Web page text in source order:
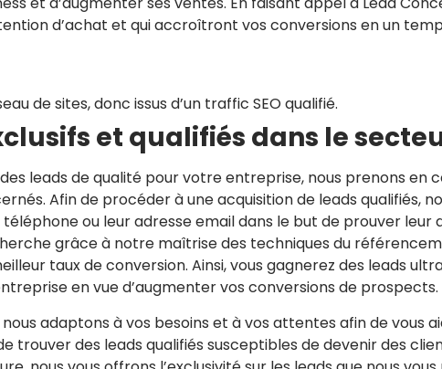
d’achat et qui accroîtront vos conversions en un
de sites, donc issus d’un traffic SEO qualifié.
et qualifiés dans le
leads de qualité pour votre entreprise, nous prenons
Afin de procéder à une acquisition de leads qualifiés,
ou leur adresse email dans le but de prouver
grâce à notre maîtrise des techniques du
taux de conversion. Ainsi, vous gagnerez des leads
en vue d’augmenter vos conversions de prospects.
adaptons à vos besoins et à vos attentes afin de
trouver des leads qualifiés susceptibles de devenir des